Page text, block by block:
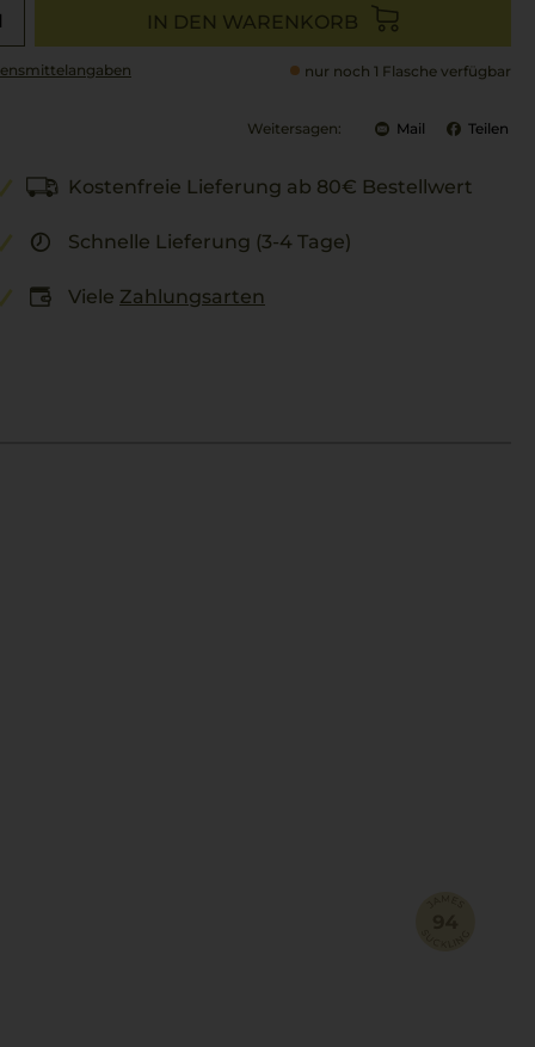
IN DEN WARENKORB
nur noch 1 Flasche verfügbar
Weitersagen: Mail Teilen
Kostenfreie Lieferung ab 80€ Bestellwert
Schnelle Lieferung (3-4 Tage)
Viele Zahlungsarten